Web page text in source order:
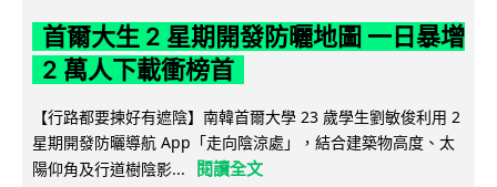
首爾大生 2 星期開發防曬地圖 一日暴增
2 萬人下載衝榜首
【行路都要揀好有遮陰】南韓首爾大學 23 歲學生劉敏俊利用 2
星期開發防曬導航 App「走向陰涼處」，結合建築物高度、太
陽仰角及行道樹陰影...
閱讀全文